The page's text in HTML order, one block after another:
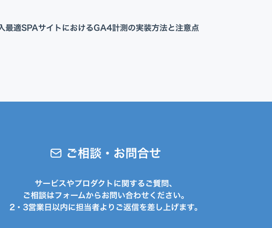
最適SPAサイトにおけるGA4計測の実装方法と注意点
ご相談・お問合せ
サービスやプロダクトに関するご質問、
ご相談はフォームからお問い合わせください。
2・3営業日以内に担当者よりご返信を差し上げます。